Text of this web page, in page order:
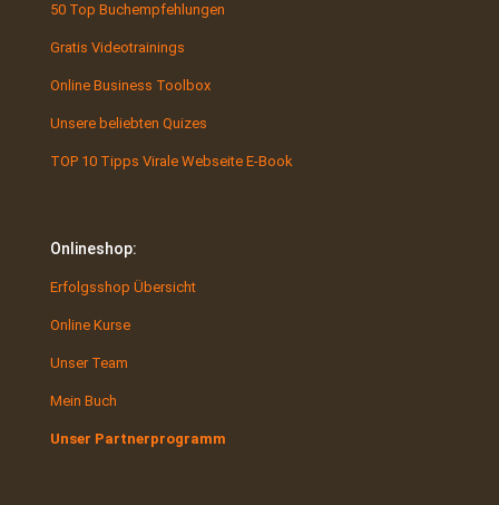
50 Top Buchempfehlungen
Gratis Videotrainings
Online Business Toolbox
Unsere beliebten Quizes
TOP 10 Tipps Virale Webseite E-Book
Onlineshop:
Erfolgsshop Übersicht
Online Kurse
Unser Team
Mein Buch
Unser Partnerprogramm